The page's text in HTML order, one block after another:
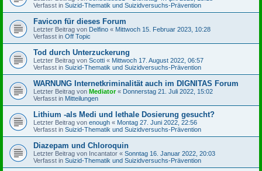
Verfasst in Suizid-Thematik und Suizidversuchs-Prävention
Favicon für dieses Forum
Letzter Beitrag von Delfino « Mittwoch 15. Februar 2023, 10:28
Verfasst in Off Topic
Tod durch Unterzuckerung
Letzter Beitrag von Scotti « Mittwoch 17. August 2022, 06:57
Verfasst in Suizid-Thematik und Suizidversuchs-Prävention
WARNUNG Internetkriminalität auch im DIGNITAS Forum
Letzter Beitrag von Mediator« Donnerstag 21. Juli 2022, 15:02
Verfasst in Mitteilungen
Lithium -als Medi und lethale Dosierung gesucht?
Letzter Beitrag von enough « Montag 27. Juni 2022, 22:56
Verfasst in Suizid-Thematik und Suizidversuchs-Prävention
Diazepam und Chloroquin
Letzter Beitrag von Incantator « Sonntag 16. Januar 2022, 20:03
Verfasst in Suizid-Thematik und Suizidversuchs-Prävention